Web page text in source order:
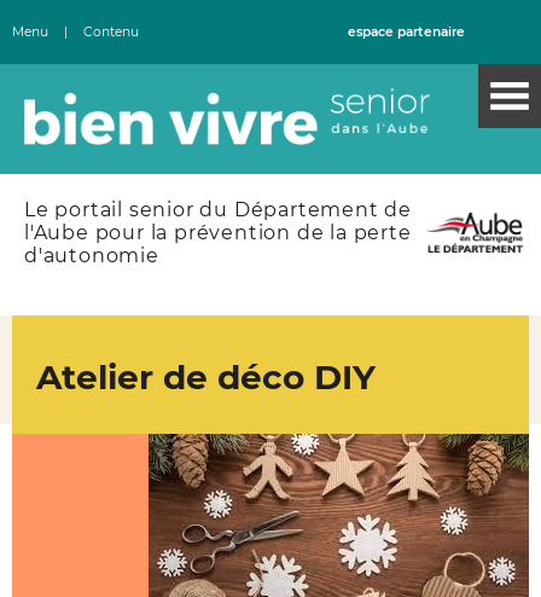
Menu | Contenu espace partenaire
Le portail senior du Département de
l'Aube pour la prévention de la perte
d'autonomie
Atelier de déco DIY